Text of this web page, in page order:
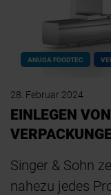
ANUGA FOODTEC
28. Februar 2024
EINLEGEN
Singer & Sohn
nahezu jedes